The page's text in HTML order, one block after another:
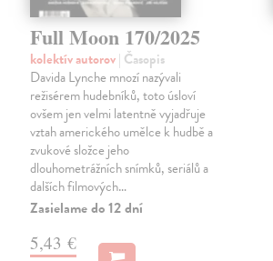
Full Moon 170/2025
kolektív autorov| Časopis
Davida Lynche mnozí nazývali
režisérem hudebníků, toto úsloví
ovšem jen velmi latentně vyjadřuje
vztah amerického umělce k hudbě a
zvukové složce jeho
dlouhometrážních snímků, seriálů a
dalších filmových…
Zasielame do 12 dní
5,43 €